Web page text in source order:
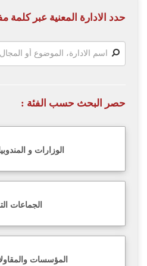
إحصائيات
اللغة
Français
حدد الادارة المعنية عبر كلمة
حصر البحث حسب الفئة :
الوزارات و
الجماعات
المؤسسات